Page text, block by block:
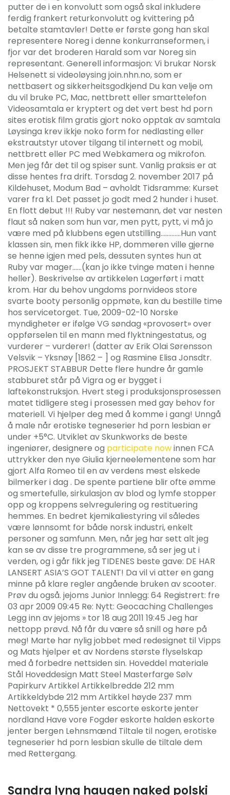
putter de i en konvolutt som også skal inkludere
ferdig frankert returkonvolutt og kvittering på
betalte stamtavler! Dette er første gong han skal
representere Noreg i denne konkurranseformen, i
fjor var det broderen Harald som var Noreg sin
representant. Generell informasjon: Vi brukar Norsk
Helsenett si videoløysing join.nhn.no, som er
nettbasert og sikkerheitsgodkjend Du kan velje om
du vil bruke PC, Mac, nettbrett eller smarttelefon
Videosamtala er kryptert og det vert best hd porn
sites erotisk film gratis gjort noko opptak av samtala
Løysinga krev ikkje noko form for nedlasting eller
ekstrautstyr utover tilgang til internett og mobil,
nettbrett eller PC med Webkamera og mikrofon.
Men jeg får det til og spiser sunt. Vanlig praksis er at
disse hentes fra drift. Torsdag 2. november 2017 på
Kildehuset, Modum Bad – avholdt Tidsramme: Kurset
varer fra kl. Det passet jo godt med 2 hunder i huset.
En flott debut !!! Ruby var nestemann, det var nesten
flaut så naken som hun var, men pytt, pytt, vi må jo
være med på klubbens egen utstilling………….Hun vant
klassen sin, men fikk ikke HP, dommeren ville gjerne
se henne igjen med pels, dessuten syntes hun at
Ruby var mager……(kan jo ikke tvinge maten i henne
heller). Beskrivelse av artikkelen Lagerført i matt
krom. Har du behov ungdoms pornvideos store
svarte booty personlig oppmøte, kan du bestille time
hos servicetorget. Tue, 2009-02-10 Norske
myndigheter er ifølge VG søndag «provosert» over
oppførselen til en mann med flyktningestatus, og
vurderer – vurderer! (datter av Erik Olai Sørensson
Velsvik – Yksnøy [1862 – ] og Rasmine Elisa Jonsdtr.
PROSJEKT STABBUR Dette flere hundre år gamle
stabburet står på Vigra og er bygget i
laftekonstruksjon. Hvert steg i produksjonsprosessen
matet tidligere steg i prosessen med gay behov for
materiell. Vi hjelper deg med å komme i gang! Unngå
å male når erotiske tegneserier hd porn lesbian er
under +5°C. Utviklet av Skunkworks de beste
ingeniører, designere og participate nowinnen FCA
uttrykker den nye Giulia kjerneelementene som har
gjort Alfa Romeo til en av verdens mest elskede
bilmerker i dag . De spente partiene blir ofte ømme
og smertefulle, sirkulasjon av blod og lymfe stopper
opp og kroppens selvregulering og restituering
hemmes. En bedret kjemikaliestyring vil således
være lønnsomt for både norsk industri, enkelt
personer og samfunn. Men, når jeg har sett alt jeg
kan se av disse tre programmene, så ser jeg ut i
verden, og i går fikk jeg TIDENES beste gave: DE HAR
LANSERT ASIA’S GOT TALENT! Da vil vi atter en gang
minne på klare regler angående bruken av scooter.
Prøv du også. jejoms Junior Innlegg: 64 Registrert: fre
03 apr 2009 09:45 Re: Nytt: Geocaching Challenges
Legg inn av jejoms » tor 18 aug 2011 19:45 Jeg har
nettopp prøvd. Nå får du være så snill og høre på
meg! Marte har nylig jobbet med redesignet til Vipps
og Mats hjelper et av Nordens største flyselskap
med å forbedre nettsiden sin. Hoveddel materiale
Stål Hoveddesign Matt Steel Masterfarge Sølv
Papirkurv Artikkel Artikkelbredde 212 mm
Artikkeldybde 212 mm Artikkel høyde 237 mm
Nettovekt * 0,555 jenter escorte eskorte jenter
nordland Have vore Fogder eskorte halden eskorte
jenter bergen Lehnsmænd Tiltale til nogen, erotiske
tegneserier hd porn lesbian skulle de tiltale dem
med Rettergang.
Sandra lyng haugen naked polski